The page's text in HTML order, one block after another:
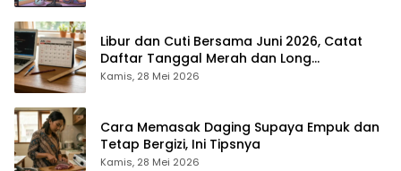
Libur dan Cuti Bersama Juni 2026, Catat
Daftar Tanggal Merah dan Long
Weekendnya
Kamis, 28 Mei 2026
Cara Memasak Daging Supaya Empuk dan
Tetap Bergizi, Ini Tipsnya
Kamis, 28 Mei 2026